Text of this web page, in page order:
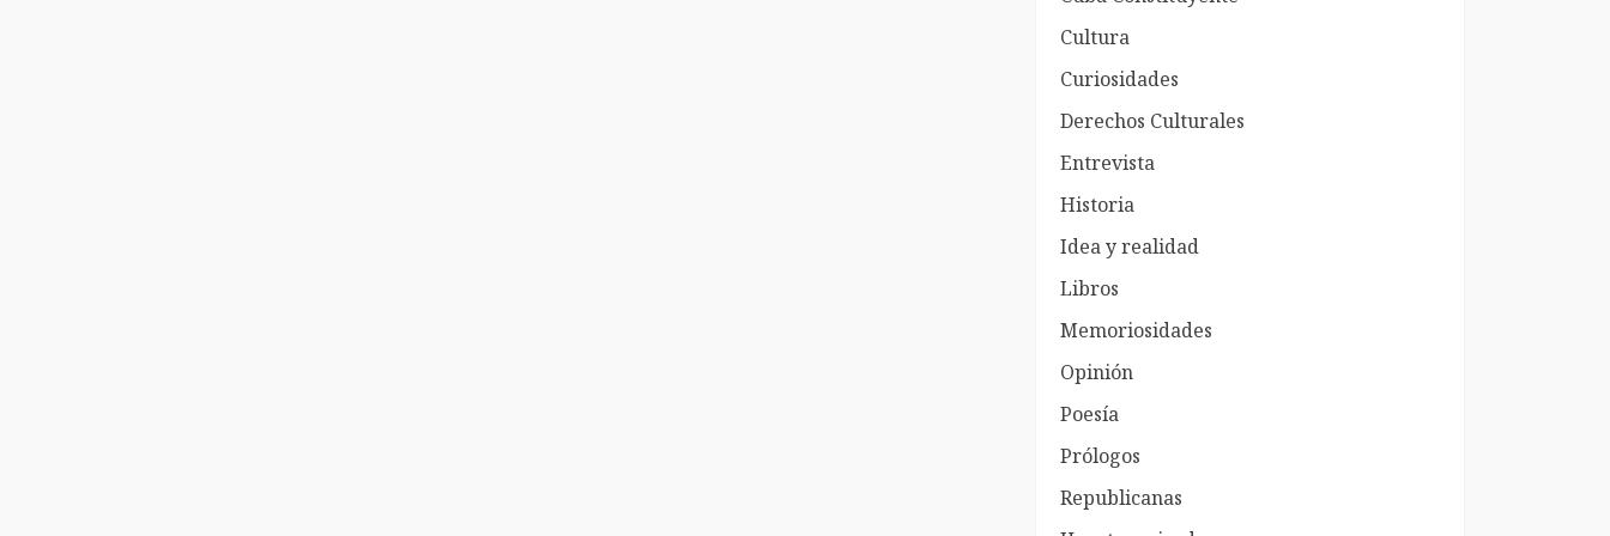
Cultura
Curiosidades
Derechos Culturales
Entrevista
Historia
Idea y realidad
Libros
Memoriosidades
Opinión
Poesía
Prólogos
Republicanas